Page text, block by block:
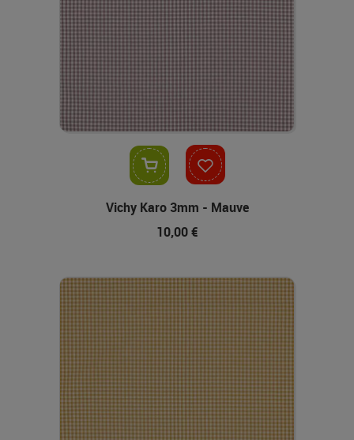
Vichy Karo 3mm - Mauve
10,00 €